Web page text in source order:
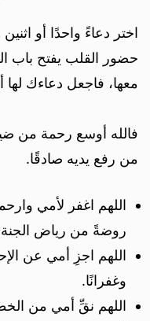
اختر دعاءً واحدًا أو
حضور القلب يفتح باب
معها، فاجعل دعاءك لها
فالله أوسع رحمة من
من رفع يديه صادقًا.
اللهم اغفر لأمي
روضةً من رياض
اللهم اجزِ أمي عن
وغفرانًا.
اللهم نقِّ أمي من